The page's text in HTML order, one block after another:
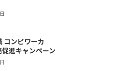
コンビワーカ
進キャンペーン